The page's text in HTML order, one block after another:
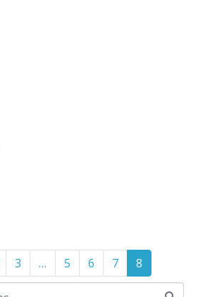
3 … 5 6 7 8